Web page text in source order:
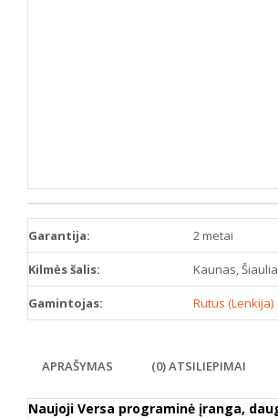
Garantija: 2 metai
Kilmės šalis: Kaunas,
Gamintojas: Rutus (Lenkija)
APRAŠYMAS (0) ATSILIEPIMAI
Naujoji Versa programinė įranga,